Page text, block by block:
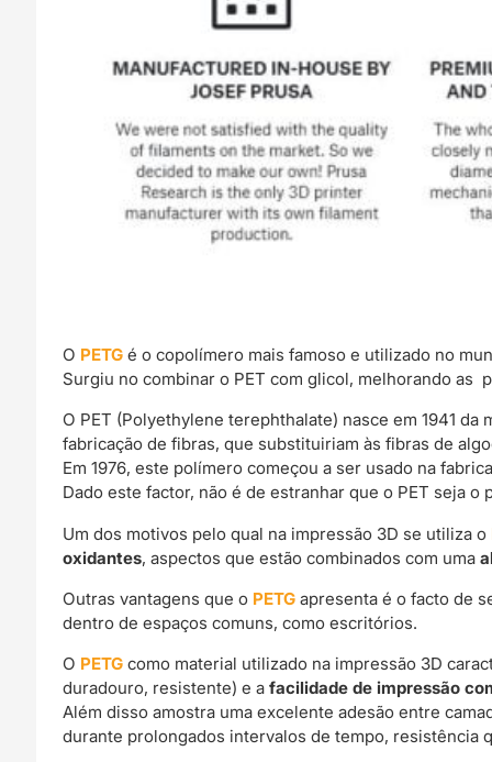
O PETG é o copolímero mais famoso e utilizado no
Surgiu no combinar o PET com glicol, melhorando as
O PET (Polyethylene terephthalate) nasce em 1941
fabricação de fibras, que substituiriam às fibras de
Em 1976, este polímero começou a ser usado na
Dado este factor, não é de estranhar que o PET seja
Um dos motivos pelo qual na impressão 3D se utiliza o
oxidantes, aspectos que estão combinados com uma
Outras vantagens que o PETG apresenta é o facto de
dentro de espaços comuns, como escritórios.
O PETG como material utilizado na impressão 3D
duradouro, resistente) e afacilidade de impressão
Além disso amostra uma excelente adesão entre
durante prolongados intervalos de tempo, resistência